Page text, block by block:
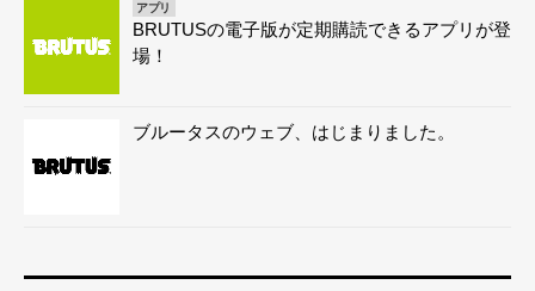
アプリ
BRUTUSの電子版が定期購読できるアプリが登
場！
ブルータスのウェブ、はじまりました。